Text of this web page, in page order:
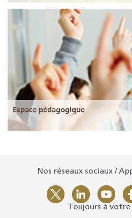
Espace pédagogique
Nos réseaux sociaux /
Toujours à